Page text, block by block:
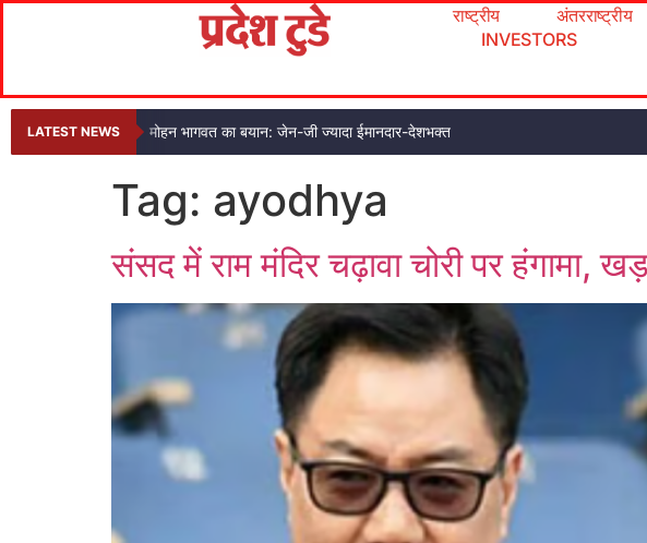
राष्ट्रीय अंतरराष्ट्रीय
INVESTORS
LATEST NEWS मोहन भागवत का बयान: जेन-जी ज्यादा ईमानदार-देशभक्त
Tag: ayodhya
संसद में राम मंदिर चढ़ावा चोरी पर हंगामा,